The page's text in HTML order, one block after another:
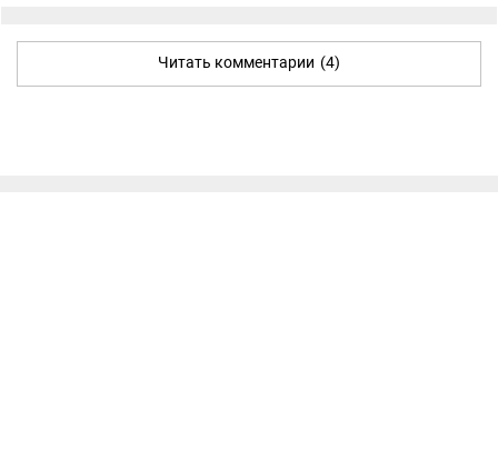
Читать комментарии (4)